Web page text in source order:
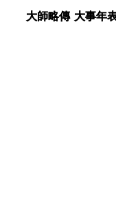
大師略傳 大事年